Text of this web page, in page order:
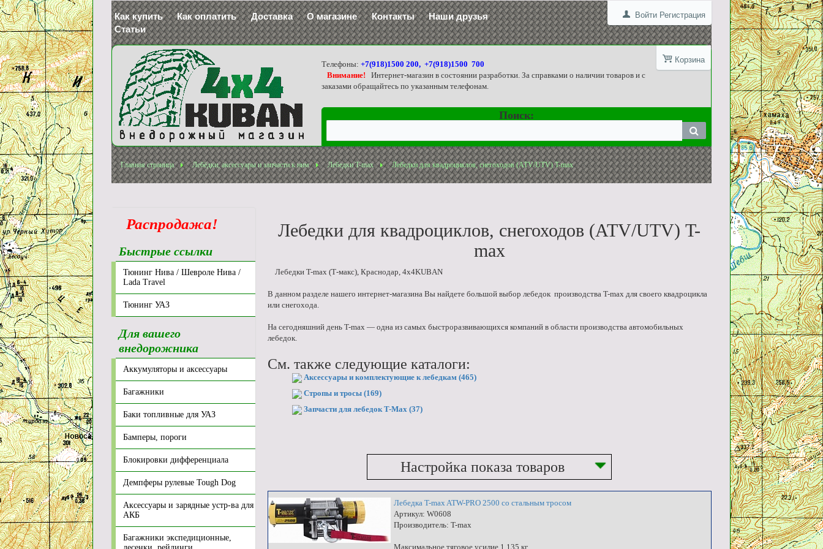
Войти Регистрация
Как купить Как оплатить Доставка О магазине Контакты
Наши друзья
Статьи
Корзина
Телефоны:+7(918)1500 200, +7(918)1500 700
Внимание!
Интернет-магазин в состоянии разработки. За справками о наличии товаров и с
заказами обращайтесь по указанным телефонам.
Поиск:
Главная страница Лебёдки, аксессуары и запчасти к ним Лебедки T-max Лебедки для квадроциклов, снегоходов (ATV/UTV) T-max
Лебедки для квадроциклов, снегоходов (ATV/UTV) T-
max
Лебедки T-max (Т-макс), Краснодар, 4x4KUBAN
В данном разделе нашего интернет-магазина Вы найдете большой выбор лебедок производства T-max для своего квадроцикла
или снегохода.
На сегодняшний день T-max — одна из самых быстроразвивающихся компаний в области производства автомобильных
лебедок.
См. также следующие каталоги:
Аксессуары и комплектующие к лебедкам (465)
Стропы и тросы (169)
Запчасти для лебедок T-Max (37)
Настройка показа товаров
Лебедка T-max ATW-PRO 2500 со стальным тросом
Артикул: W0608
Производитель: T-max
Максимальное тяговое усилие 1.135 кг
Распродажа!
Быстрые ссылки
Тюнинг Нива / Шевроле Нива /
Lada Travel
Тюнинг УАЗ
Для вашего
внедорожника
Аккумуляторы и аксессуары
Багажники
Баки топливные для УАЗ
Бамперы, пороги
Блокировки дифференциала
Демпферы рулевые Tough Dog
Аксессуары и зарядные устр-ва для
АКБ
Багажники экспедиционные,